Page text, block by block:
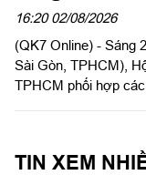
cam"
16:20 02/08/2026
(QK7 Online) - Sáng
Sài Gòn, TPHCM),
TPHCM phối hợp
TIN XEM